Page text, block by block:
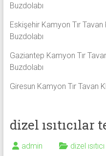
Buzdolabı
Eskişehir Kamyon Tır
Buzdolabı
Gaziantep Kamyon Tır
Buzdolabı
Giresun Kamyon Tır Tavan
dizel ısıtıcılar
admin dizel ısıtıcı